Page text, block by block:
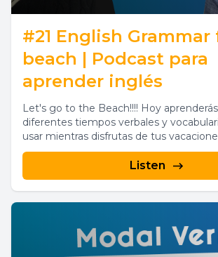
#21 English
beach | Podcast para
aprender inglés
Let's go to the Beach!!!! Hoy
diferentes tiempos verbales y
usar mientras disfrutas de tus
Listen